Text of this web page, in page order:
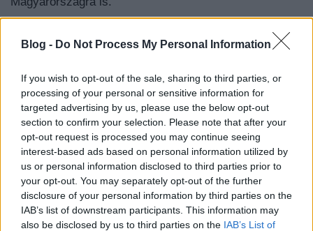
Blog - Do Not Process My Personal Information
If you wish to opt-out of the sale, sharing to third parties, or
processing of your personal or sensitive information for
targeted advertising by us, please use the below opt-out
section to confirm your selection. Please note that after your
opt-out request is processed you may continue seeing
interest-based ads based on personal information utilized by
us or personal information disclosed to third parties prior to
your opt-out. You may separately opt-out of the further
disclosure of your personal information by third parties on the
IAB’s list of downstream participants. This information may
also be disclosed by us to third parties on the IAB’s List of
állítólagos B-terve:
Bassár el-Aszad Szíriája helyén síita, szunnita,
keresztény, esetleg Irak északi részén síita-, illetve
szunnita-kurd stb. államocskákat lehetne létrehozni, s
adott esetben őket egymás ellen kijátszva uralni a
térséget;
– az ellenzéki csoportosulásoknak hatékonyabb
fegyvereket kellene adni, hogy a jelenlegi szír állammal
újból érdemben vehessék fel a harcot, s megdönthető
legyen azAszad -rendszer;